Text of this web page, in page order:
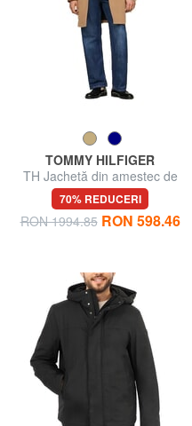
TOMMY HILFIGER
TH Jachetă din amestec de
lână
70% REDUCERI
RON 1994.85 RON 598.46